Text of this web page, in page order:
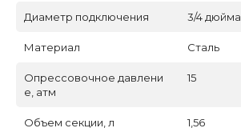
Диаметр подключения 3/4 дюйма
Материал Сталь
Опрессовочное давлени
е, атм
15
Объем секции, л 1,56